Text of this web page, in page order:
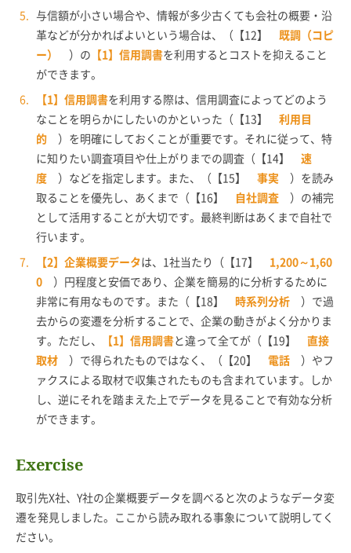
与信額が小さい場合や、情報が多少古くても会社の概要・沿
革などが分かればよいという場合は、（【12】
既調（コピ
ー） ）の 【1】信用調書を利用するとコストを抑えること
ができます。
【1】信用調書を利用する際は、信用調査によってどのよう
なことを明らかにしたいのかといった（【13】
利用目
的 ）を明確にしておくことが重要です。それに従って、特
に知りたい調査項目や仕上がりまでの調査（【14】
速
度 ）などを指定します。また、（【15】 事実 ）を読み
取ることを優先し、あくまで（【16】
自社調査 ）の補完
として活用することが大切です。最終判断はあくまで自社で
行います。
【2】企業概要データは、1社当たり（【17】
1,200～1,60
0 ）円程度と安価であり、企業を簡易的に分析するために
非常に有用なものです。また（【18】
時系列分析 ）で過
去からの変遷を分析することで、企業の動きがよく分かりま
す。ただし、
【1】信用調書と違って全てが（【19】
直接
取材 ）で得られたものではなく、（【20】 電話 ）やフ
ァクスによる取材で収集されたものも含まれています。しか
し、逆にそれを踏まえた上でデータを見ることで有効な分析
ができます。
Exercise
取引先X社、Y社の企業概要データを調べると次のようなデータ変
遷を発見しました。ここから読み取れる事象について説明してく
ださい。